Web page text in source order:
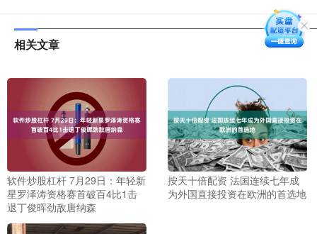
相关文章
软件炒股杠杆 7月29日：年轻新
星罗泽涛资格赛首破百4比1击
退丁俊晖劲敌唐纳森
按天十倍配资 法国连续七年成
为外国直接投资在欧洲的首选地